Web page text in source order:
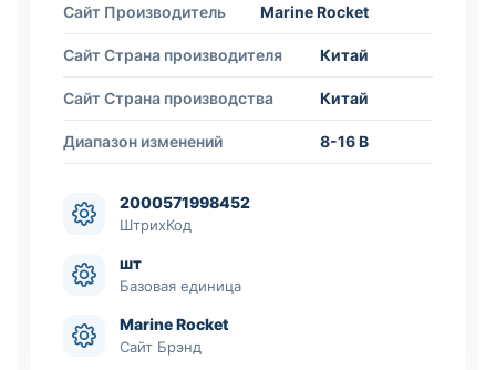
Сайт Производитель Marine Rocket
Сайт Страна производителя Китай
Сайт Страна производства Китай
Диапазон изменений 8-16 В
2000571998452
ШтрихКод
шт
Базовая единица
Marine Rocket
Сайт Брэнд